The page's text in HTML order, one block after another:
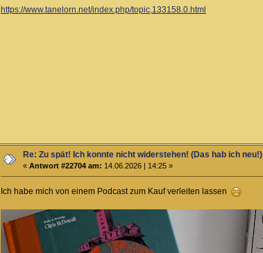
https://www.tanelorn.net/index.php/topic,133158.0.html
Re: Zu spät! Ich konnte nicht widerstehen! (Das hab ich neu!)
«Antwort #22704 am: 14.06.2026 | 14:25 »
Ich habe mich von einem Podcast zum Kauf verleiten lassen